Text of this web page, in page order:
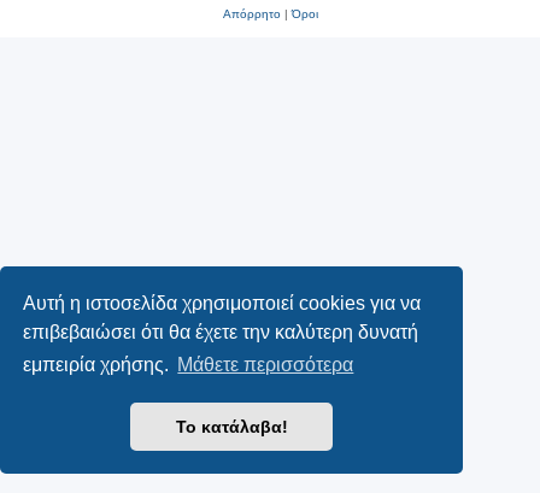
Αυτή η ιστοσελίδα χρησιμοποιεί cookies για να
επιβεβαιώσει ότι θα έχετε την καλύτερη δυνατή
εμπειρία χρήσης. Μάθετε περισσότερα
Το κατάλαβα!
Απόρρητο|Όροι